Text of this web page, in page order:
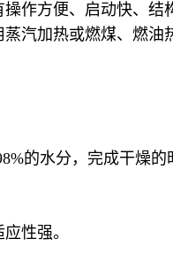
作方便、启动快、
汽加热或燃煤、燃
的水分，完成干燥
性强。